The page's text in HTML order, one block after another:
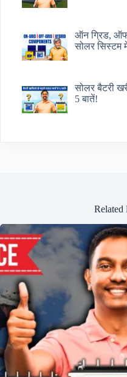
ऑन ग्रिड, ऑफ
सोलर सिस्टम
सोलर बैटरी
5 बातें!
Related